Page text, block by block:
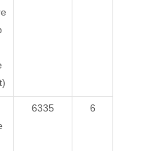
6335 6